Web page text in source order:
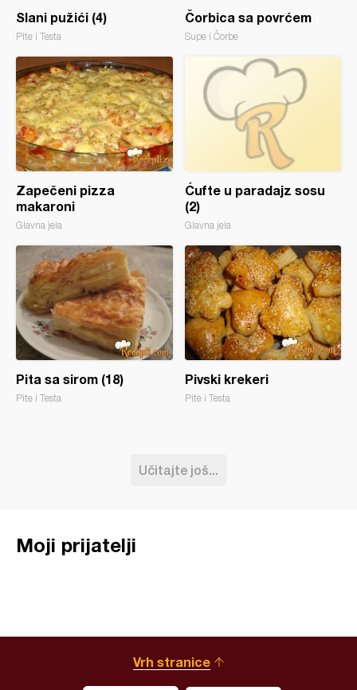
Slani pužići (4)
Pite i Testa
Čorbica sa povrćem
Supe i Čorbe
Zapečeni pizza
makaroni
Glavna jela
Ćufte u paradajz sosu
(2)
Glavna jela
Pita sa sirom (18)
Pite i Testa
Pivski krekeri
Pite i Testa
Učitajte još...
Moji prijatelji
Vrh stranice